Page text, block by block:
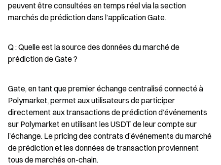
peuvent être consultées en temps réel via la section
marchés de prédiction dans l’application Gate.
Q : Quelle est la source des données du marché de
prédiction de Gate ?
Gate, en tant que premier échange centralisé connecté à
Polymarket, permet aux utilisateurs de participer
directement aux transactions de prédiction d’événements
sur Polymarket en utilisant les USDT de leur compte sur
l’échange. Le pricing des contrats d’événements du marché
de prédiction et les données de transaction proviennent
tous de marchés on-chain.